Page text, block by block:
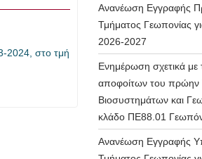
2024, στο τμή
Ανανέωση Εγγραφής
Τμήματος Γεωπονίας
2026-2027
Ενημέρωση σχετικά με
αποφοίτων του πρώην
Βιοσυστημάτων και
κλάδο ΠΕ88.01
Ανανέωση Εγγραφής